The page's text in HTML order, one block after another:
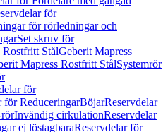
för
för rörledningar och
Set skruv för
Rostfritt StålGeberit Mapress
Mapress Rostfritt StålSystemrör
för
för ReduceringarBöjarReservdelar
Invändig cirkulationReservdelar
ej löstagbaraReservdelar för